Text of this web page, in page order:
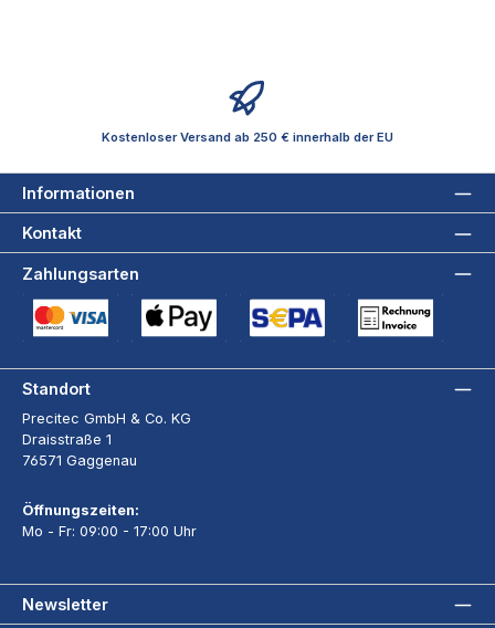
Kostenloser Versand ab 250 € innerhalb der EU
Informationen
Kontakt
Zahlungsarten
Standort
Precitec GmbH & Co. KG
Draisstraße 1
76571 Gaggenau
Öffnungszeiten:
Mo - Fr: 09:00 - 17:00 Uhr
Newsletter